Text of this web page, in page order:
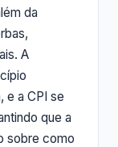
da
A
e a CPI se
que a
sobre como